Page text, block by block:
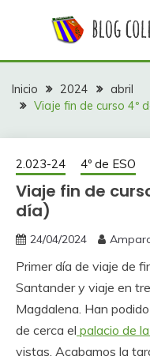
colegio La
Inicio 2024
abril
Viaje fin de curso 4º
2.023-24 4º de ESO
Viaje fin de
día)
24/04/2024
Primer día de viaje de
Santander y viaje en
Magdalena. Han
de cerca el palacio de
vistas. Acabamos la